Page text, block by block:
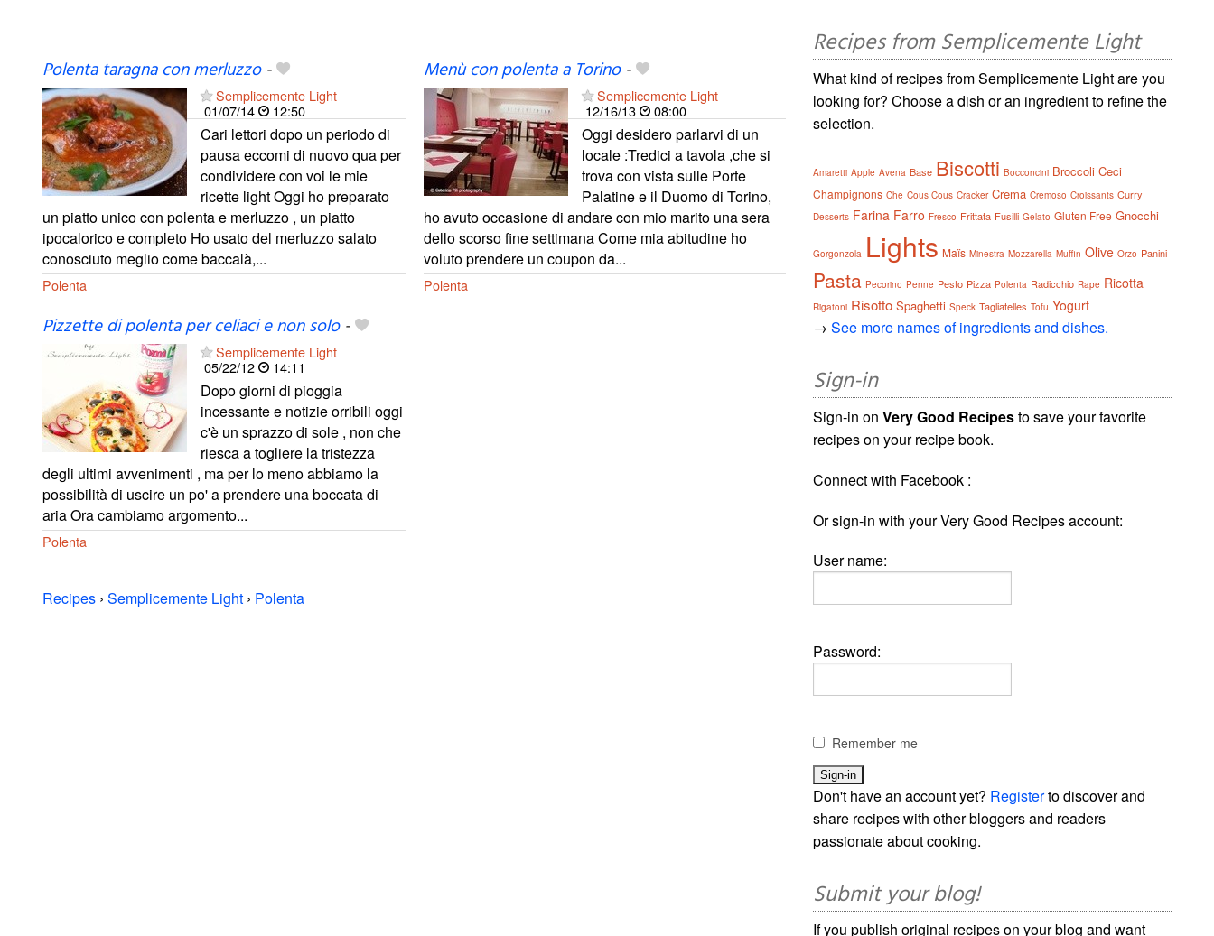
Polenta taragna con merluzzo-
Semplicemente Light
01/07/14
12:50
Cari lettori dopo un periodo di
pausa eccomi di nuovo qua per
condividere con voi le mie
ricette light Oggi ho preparato
un piatto unico con polenta e merluzzo , un piatto
ipocalorico e completo Ho usato del merluzzo salato
conosciuto meglio come baccalà,...
Polenta
Menù con polenta a Torino-
Semplicemente Light
12/16/13
08:00
Oggi desidero parlarvi di un
locale :Tredici a tavola ,che si
trova con vista sulle Porte
Palatine e il Duomo di Torino,
ho avuto occasione di andare con mio marito una sera
dello scorso fine settimana Come mia abitudine ho
voluto prendere un coupon da...
Polenta
Pizzette di polenta per celiaci e non solo-
Semplicemente Light
05/22/12
14:11
Dopo giorni di pioggia
incessante e notizie orribili oggi
c'è un sprazzo di sole , non che
riesca a togliere la tristezza
degli ultimi avvenimenti , ma per lo meno abbiamo la
possibilità di uscire un po' a prendere una boccata di
aria Ora cambiamo argomento...
Polenta
Recipes › Semplicemente Light › Polenta
Recipes from Semplicemente Light
What kind of recipes from Semplicemente Light are you
looking for? Choose a dish or an ingredient to refine the
selection.
Amaretti Apple Avena Base Biscotti Bocconcini Broccoli Ceci
Champignons Che Cous Cous Cracker Crema Cremoso Croissants Curry
Desserts Farina Farro Fresco Frittata Fusilli Gelato Gluten Free Gnocchi
Gorgonzola Lights Maïs Minestra Mozzarella Muffin Olive Orzo Panini
Pasta Pecorino Penne Pesto Pizza Polenta Radicchio Rape Ricotta
Rigatoni Risotto Spaghetti Speck Tagliatelles Tofu Yogurt
→See more names of ingredients and dishes.
Sign-in
Sign-in onVery Good Recipesto save your favorite
recipes on your recipe book.
Connect with Facebook :
Or sign-in with your Very Good Recipes account:
User name:
Password:
Remember me
Don't have an account yet? Registerto discover and
share recipes with other bloggers and readers
passionate about cooking.
Submit your blog!
If you publish original recipes on your blog and want